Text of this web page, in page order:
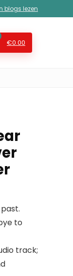
blogs lezen
€0.00
to
track;